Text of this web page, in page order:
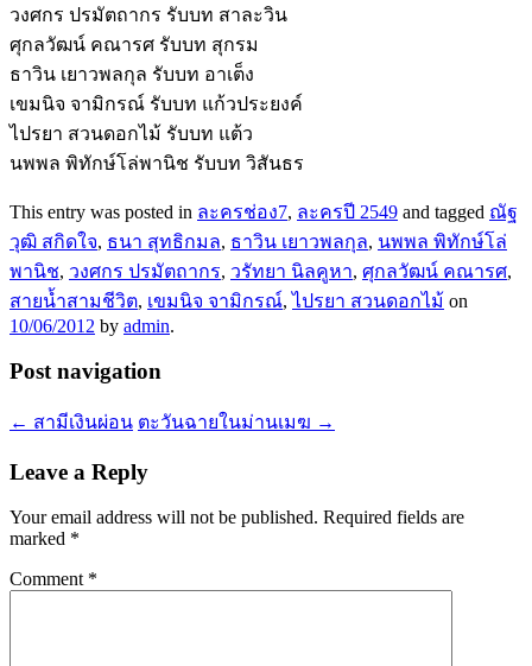
วงศกร ปรมัตถากร รับบท สาละวิน
ศุกลวัฒน์ คณารศ รับบท สุกรม
ธาวิน เยาวพลกุล รับบท อาเต็ง
เขมนิจ จามิกรณ์ รับบท แก้วประยงค์
ไปรยา สวนดอกไม้ รับบท แต้ว
นพพล พิทักษ์โล่พานิช รับบท วิสันธร
This entry was posted in ละครช่อง7, ละครปี 2549 and tagged ณัฐ
วุฒิ สกิดใจ, ธนา สุทธิกมล, ธาวิน เยาวพลกุล, นพพล พิทักษ์โล่
พานิช, วงศกร ปรมัตถากร, วรัทยา นิลคูหา, ศุกลวัฒน์ คณารศ,
สายน้ำสามชีวิต, เขมนิจ จามิกรณ์,ไปรยา สวนดอกไม้ on
10/06/2012 by admin.
Post navigation
← สามีเงินผ่อน ตะวันฉายในม่านเมฆ →
Leave a Reply
Your email address will not be published. Required fields are
marked *
Comment *